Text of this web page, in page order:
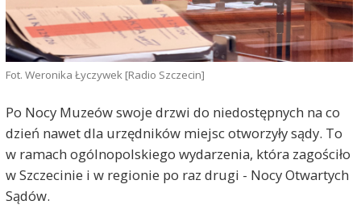
Fot. Weronika Łyczywek [Radio Szczecin]
Po Nocy Muzeów swoje drzwi do niedostępnych na co
dzień nawet dla urzędników miejsc otworzyły sądy. To
w ramach ogólnopolskiego wydarzenia, która zagościło
w Szczecinie i w regionie po raz drugi - Nocy Otwartych
Sądów.